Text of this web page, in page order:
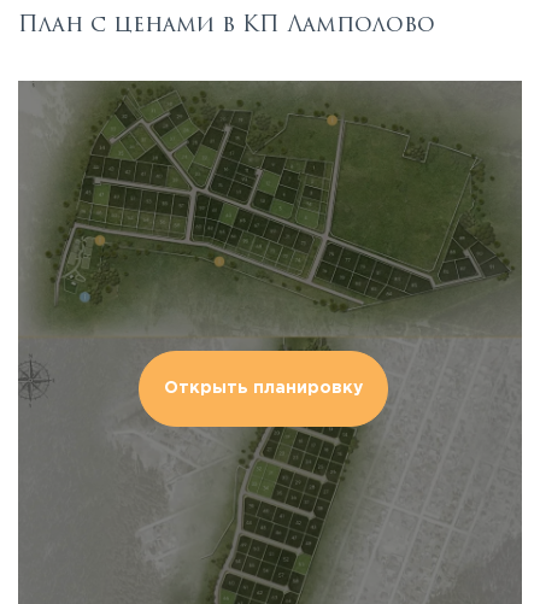
План с ценами в КП Ламполово
Открыть планировку